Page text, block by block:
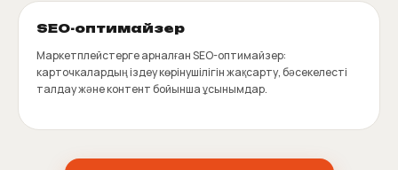
SEO-оптимайзер
Маркетплейстерге арналған SEO-оптимайзер:
карточкалардың іздеу көрінушілігін жақсарту, бәсекелесті
талдау және контент бойынша ұсынымдар.